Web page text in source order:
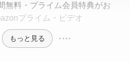
無料・プライム会員特典がお
プライム・ビデオ
もっと見る